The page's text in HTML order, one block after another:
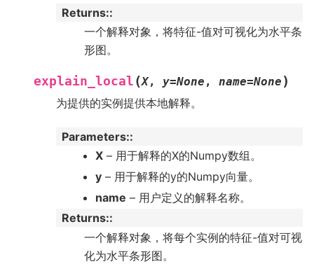
Returns:
一个解释对象，将特征-值对可视化为水平条
形图。
explain_local (X, y=None , name=None )
为提供的实例提供本地解释。
Parameters:
X – 用于解释的X的Numpy数组。
y – 用于解释的y的Numpy向量。
name – 用户定义的解释名称。
Returns:
一个解释对象，将每个实例的特征-值对可视
化为水平条形图。